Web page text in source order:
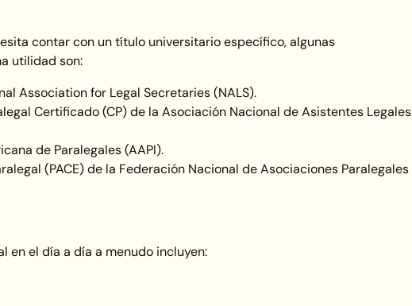
contar con un título universitario específico, algunas
utilidad son:
Association for Legal Secretaries (NALS).
Certificado (CP) de la Asociación Nacional de Asistentes Legales
de Paralegales (AAPI).
(PACE) de la Federación Nacional de Asociaciones Paralegales
en el día a día a menudo incluyen: